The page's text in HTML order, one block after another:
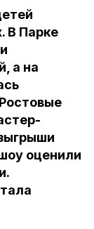
В Парке
а на
оценили